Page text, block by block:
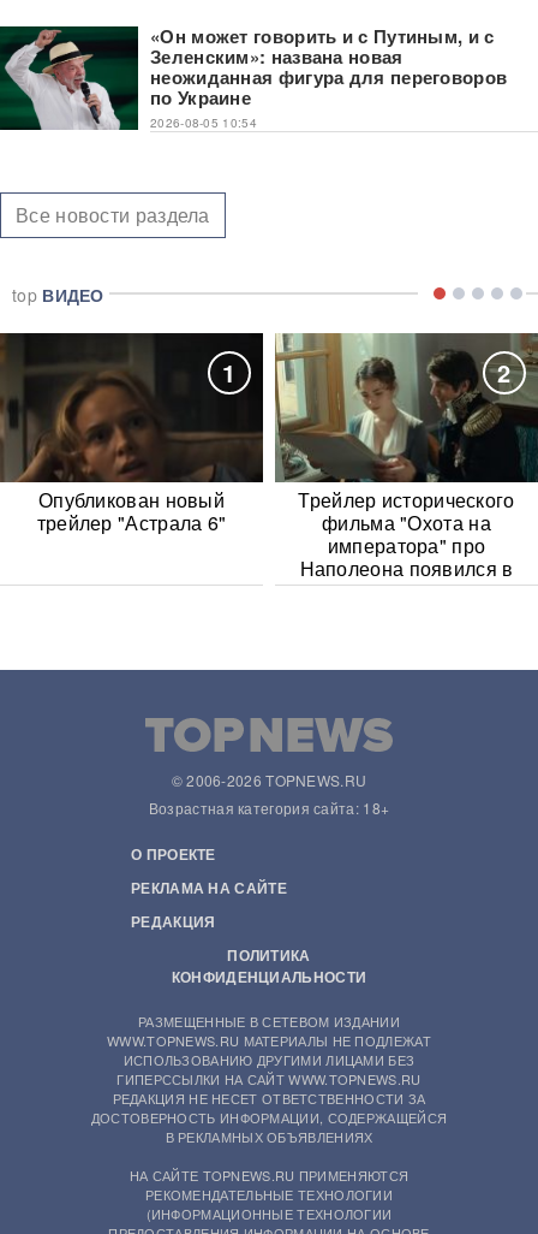
«Он может говорить и с Путиным, и с
Зеленским»: названа новая
неожиданная фигура для переговоров
по Украине
2026-08-05 10:54
Все новости раздела
top ВИДЕО
1
Опубликован новый
трейлер "Астрала 6"
2
Трейлер исторического
фильма "Охота на
императора" про
Наполеона появился в
Сети
© 2006-2026 TOPNEWS.RU
Возрастная категория сайта: 18+
О ПРОЕКТЕ
РЕКЛАМА НА САЙТЕ
РЕДАКЦИЯ
ПОЛИТИКА
КОНФИДЕНЦИАЛЬНОСТИ
РАЗМЕЩЕННЫЕ В СЕТЕВОМ ИЗДАНИИ
WWW.TOPNEWS.RU МАТЕРИАЛЫ НЕ ПОДЛЕЖАТ
ИСПОЛЬЗОВАНИЮ ДРУГИМИ ЛИЦАМИ БЕЗ
ГИПЕРССЫЛКИ НА САЙТ WWW.TOPNEWS.RU
РЕДАКЦИЯ НЕ НЕСЕТ ОТВЕТСТВЕННОСТИ ЗА
ДОСТОВЕРНОСТЬ ИНФОРМАЦИИ, СОДЕРЖАЩЕЙСЯ
В РЕКЛАМНЫХ ОБЪЯВЛЕНИЯХ
НА САЙТЕ TOPNEWS.RU ПРИМЕНЯЮТСЯ
РЕКОМЕНДАТЕЛЬНЫЕ ТЕХНОЛОГИИ
(ИНФОРМАЦИОННЫЕ ТЕХНОЛОГИИ